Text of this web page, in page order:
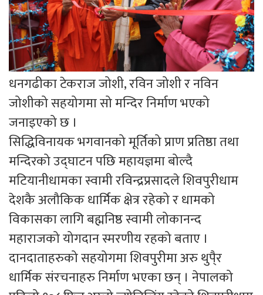
धनगढीका टेकराज जोशी, रविन जोशी र नविन
जोशीको सहयोगमा सो मन्दिर निर्माण भएको
जनाइएको छ ।
सिद्धिविनायक भगवानको मूर्तिको प्राण प्रतिष्ठा तथा
मन्दिरको उद्घाटन पछि महायज्ञमा बोल्दै
मटियानीधामका स्वामी रविन्द्रप्रसादले शिवपुरीधाम
देशकै अलौकिक धार्मिक क्षेत्र रहेको र धामको
विकासका लागि बह्मनिष्ठ स्वामी लोकानन्द
महाराजको योगदान स्मरणीय रहको बताए ।
दानदाताहरुको सहयोगमा शिवपुरीमा अरु थुपै्र
धार्मिक संरचनाहरु निर्माण भएका छन् । नेपालको